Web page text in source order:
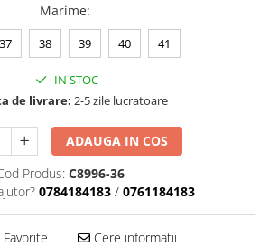
Marime:
37 38 39 40 41
IN STOC
de livrare: 2-5 zile lucratoare
ADAUGA IN COS
Produs: C8996-36
0784184183 / 0761184183
Cere informatii